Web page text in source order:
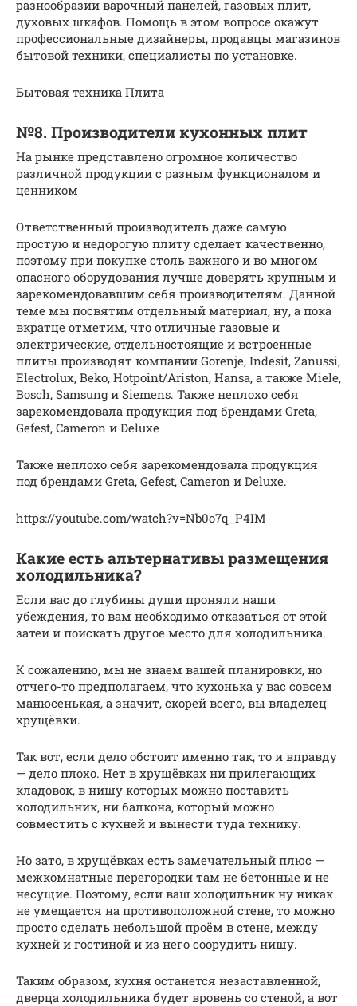
разнообразии варочный панелей, газовых плит,
духовых шкафов. Помощь в этом вопросе окажут
профессиональные дизайнеры, продавцы магазинов
бытовой техники, специалисты по установке.
Бытовая техника Плита
№8. Производители кухонных плит
На рынке представлено огромное количество
различной продукции с разным функционалом и
ценником
Ответственный производитель даже самую
простую и недорогую плиту сделает качественно,
поэтому при покупке столь важного и во многом
опасного оборудования лучше доверять крупным и
зарекомендовавшим себя производителям. Данной
теме мы посвятим отдельный материал, ну, а пока
вкратце отметим, что отличные газовые и
электрические, отдельностоящие и встроенные
плиты производят компании Gorenje, Indesit, Zanussi,
Electrolux, Beko, Hotpoint/Ariston, Hansa, а также Miele,
Bosch, Samsung и Siemens. Также неплохо себя
зарекомендовала продукция под брендами Greta,
Gefest, Cameron и Deluxe
Также неплохо себя зарекомендовала продукция
под брендами Greta, Gefest, Cameron и Deluxe.
https://youtube.com/watch?v=Nb0o7q_P4IM
Какие есть альтернативы размещения
холодильника?
Если вас до глубины души проняли наши
убеждения, то вам необходимо отказаться от этой
затеи и поискать другое место для холодильника.
К сожалению, мы не знаем вашей планировки, но
отчего-то предполагаем, что кухонька у вас совсем
манюсенькая, а значит, скорей всего, вы владелец
хрущёвки.
Так вот, если дело обстоит именно так, то и вправду
— дело плохо. Нет в хрущёвках ни прилегающих
кладовок, в нишу которых можно поставить
холодильник, ни балкона, который можно
совместить с кухней и вынести туда технику.
Но зато, в хрущёвках есть замечательный плюс —
межкомнатные перегородки там не бетонные и не
несущие. Поэтому, если ваш холодильник ну никак
не умещается на противоположной стене, то можно
просто сделать небольшой проём в стене, между
кухней и гостиной и из него соорудить нишу.
Таким образом, кухня останется незаставленной,
дверца холодильника будет вровень со стеной, а вот